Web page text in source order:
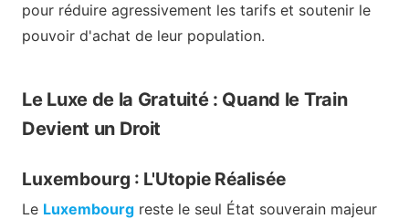
pour réduire agressivement les tarifs et soutenir le
pouvoir d'achat de leur population.
Le Luxe de la Gratuité : Quand le Train
Devient un Droit
Luxembourg : L'Utopie Réalisée
Le Luxembourg reste le seul État souverain majeur